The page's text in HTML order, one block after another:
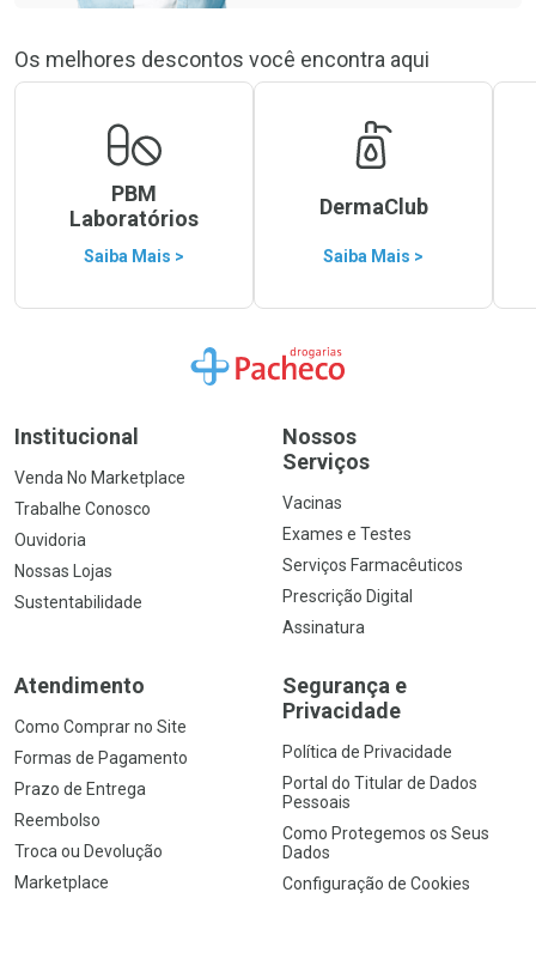
Os melhores descontos você encontra aqui
PBM
Laboratórios
Saiba Mais >
DermaClub
Saiba Mais >
Ir para a Home
Institucional
Venda No Marketplace
Trabalhe Conosco
Ouvidoria
Nossas Lojas
Sustentabilidade
Nossos
Serviços
Vacinas
Exames e Testes
Serviços Farmacêuticos
Prescrição Digital
Assinatura
Atendimento
Como Comprar no Site
Formas de Pagamento
Prazo de Entrega
Reembolso
Troca ou Devolução
Marketplace
Segurança e
Privacidade
Política de Privacidade
Portal do Titular de Dados
Pessoais
Como Protegemos os Seus
Dados
Configuração de Cookies